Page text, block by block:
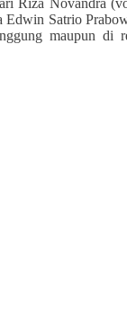
Edwin Satrio
maupun di